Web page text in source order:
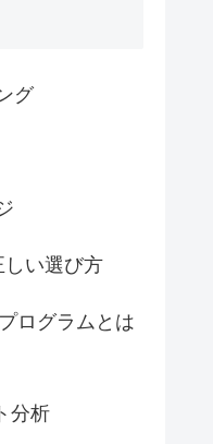
グ
い選び方
ログラムとは
分析